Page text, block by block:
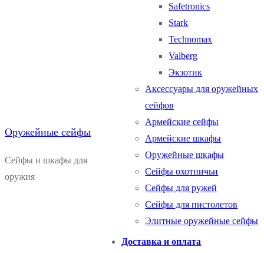
Оружейные сейфы
Сейфы и шкафы для
оружия
Safetronics
Stark
Technomax
Valberg
Экзотик
Аксессуары для оружейных
сейфов
Армейские сейфы
Армейские шкафы
Оружейные шкафы
Сейфы охотничьи
Сейфы для ружей
Сейфы для пистолетов
Элитные оружейные сейфы
Доставка и оплата